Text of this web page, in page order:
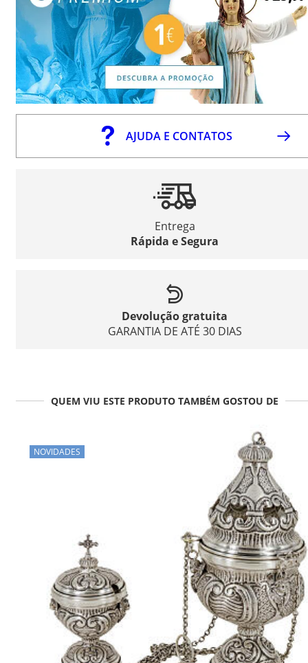
AJUDA E CONTATOS
Entrega
Rápida e Segura
Devolução gratuita
GARANTIA DE ATÉ 30 DIAS
QUEM VIU ESTE PRODUTO TAMBÉM GOSTOU DE
NOVIDADES